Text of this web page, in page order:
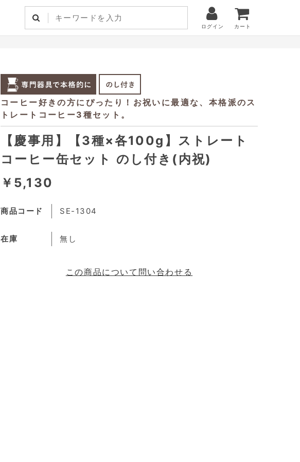
ログイン カート
【慶事用】【3種×各100g】ストレート
コーヒー缶セット のし付き(内祝)
￥5,130
商品コード SE-1304
在庫 無し
この商品について問い合わせる